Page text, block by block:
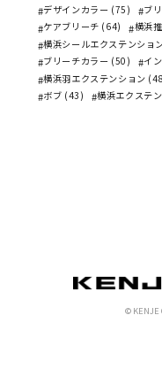
デザインカラー (75)
ブ
ケアブリーチ (64)
横浜
横浜シールエクステンショ
ブリーチカラー (50)
イ
横浜羽エクステンション
ボブ (43)
横浜エクステ
© KENJE